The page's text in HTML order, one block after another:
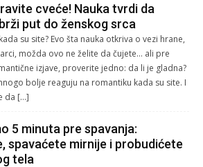
cveće! Nauka tvrdi da
put do ženskog srca
su site? Evo šta nauka otkriva o vezi hrane,
možda ovo ne želite da čujete… ali pre
izjave, proverite jedno: da li je gladna?
bolje reaguju na romantiku kada su site. I
da […]
5 minuta pre spavanja:
spavaćete mirnije i probudićete
tela